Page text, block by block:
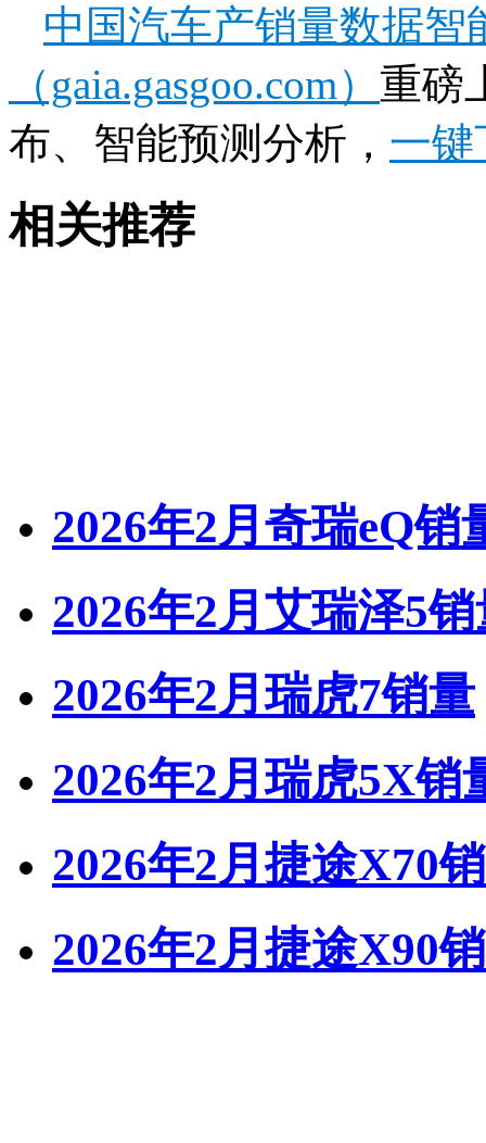
中国汽车产销量数据
（gaia.gasgoo.com） 重磅
布、智能预测分析， 一键
相关推荐
2026年2月奇瑞eQ销
2026年2月艾瑞泽5
2026年2月瑞虎7销量
2026年2月瑞虎5X销
2026年2月捷途X70
2026年2月捷途X90